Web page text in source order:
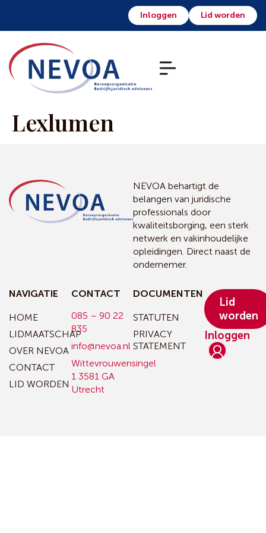
Inloggen Lid worden
Lexlumen
NEVOA behartigt de
belangen van juridische
professionals door
kwaliteitsborging, een sterk
netwerk en vakinhoudelijke
opleidingen. Direct naast de
ondernemer.
NAVIGATIE
HOME
LIDMAATSCHAP
OVER NEVOA
CONTACT
LID WORDEN
CONTACT
085 – 90 22
835
info@nevoa.nl
Wittevrouwensingel
1 3581 GA
Utrecht
DOCUMENTEN
STATUTEN
PRIVACY
STATEMENT
Inloggen
Lid
worden